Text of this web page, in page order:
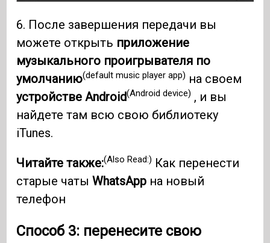
6. После завершения передачи вы
можете открыть приложение
музыкального проигрывателя по
умолчанию(default music player app) на своем
устройстве Android(Android device) , и вы
найдете там всю свою библиотеку
iTunes.
Читайте также:(Also Read:) Как перенести
старые чатыWhatsApp на новый
телефон
Способ 3: перенесите свою